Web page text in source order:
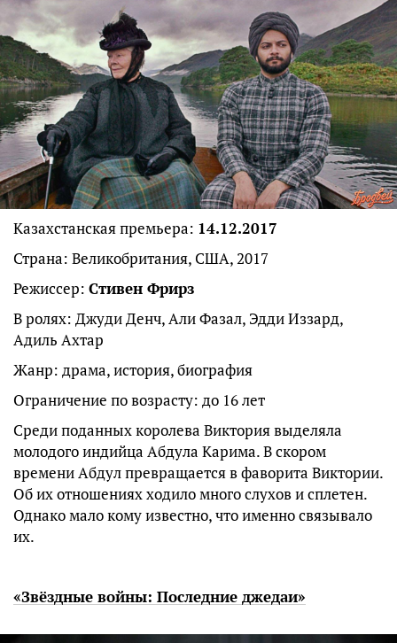
Казахстанская премьера: 14.12.2017
Страна: Великобритания, США, 2017
Режиссер: Стивен Фрирз
В ролях: Джуди Денч, Али Фазал, Эдди Иззард,
Адиль Ахтар
Жанр: драма, история, биография
Ограничение по возрасту: до 16 лет
Среди поданных королева Виктория выделяла
молодого индийца Абдула Карима. В скором
времени Абдул превращается в фаворита Виктории.
Об их отношениях ходило много слухов и сплетен.
Однако мало кому известно, что именно связывало
их.
«Звёздные войны: Последние джедаи»